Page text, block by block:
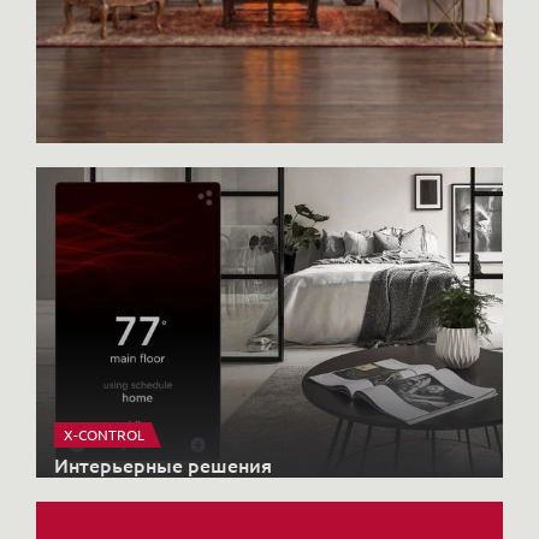
нюансов: нужно зайти и ощутить ауру,
посмотреть, как выглядит парадная, и
принять это или нет. Но сама механика
сделки сегодня проводится несложно:
договоры, а обеспечительный платёж
оплатить онлайн.
X-CONTROL
Интерьерные решения